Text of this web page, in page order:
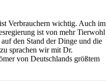
Verbrauchern wichtig. Auch im
ist von mehr Tierwohl
den Stand der Dinge und die
sprachen wir mit Dr.
von Deutschlands größtem